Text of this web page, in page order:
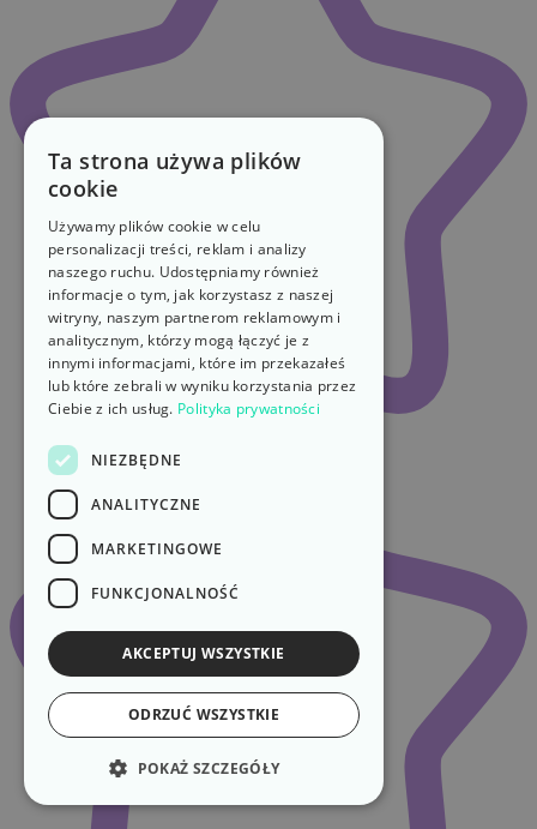
Ta strona używa plików
cookie
Używamy plików cookie w celu
personalizacji treści, reklam i analizy
naszego ruchu. Udostępniamy również
informacje o tym, jak korzystasz z naszej
witryny, naszym partnerom reklamowym i
analitycznym, którzy mogą łączyć je z
innymi informacjami, które im przekazałeś
lub które zebrali w wyniku korzystania przez
Ciebie z ich usług. Polityka prywatności
NIEZBĘDNE
ANALITYCZNE
MARKETINGOWE
FUNKCJONALNOŚĆ
AKCEPTUJ WSZYSTKIE
ODRZUĆ WSZYSTKIE
POKAŻ SZCZEGÓŁY